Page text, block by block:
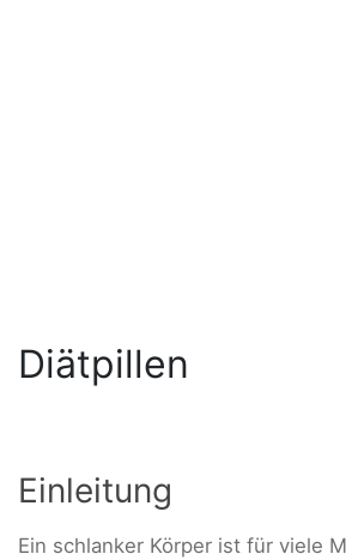
Diätpillen
Einleitung
Ein schlanker Körper ist für viele